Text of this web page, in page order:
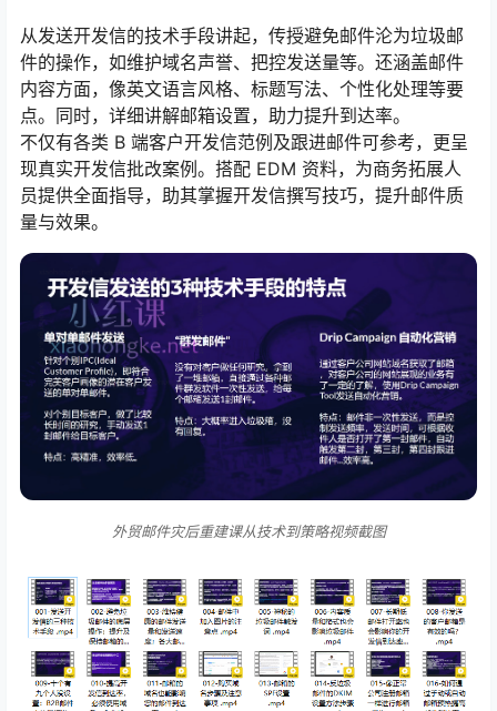
从发送开发信的技术手段讲起，传授避免邮件沦为垃圾邮
件的操作，如维护域名声誉、把控发送量等。还涵盖邮件
内容方面，像英文语言风格、标题写法、个性化处理等要
点。同时，详细讲解邮箱设置，助力提升到达率。
不仅有各类 B 端客户开发信范例及跟进邮件可参考，更呈
现真实开发信批改案例。搭配 EDM 资料，为商务拓展人
员提供全面指导，助其掌握开发信撰写技巧，提升邮件质
量与效果。
外贸邮件灾后重建课从技术到策略视频截图